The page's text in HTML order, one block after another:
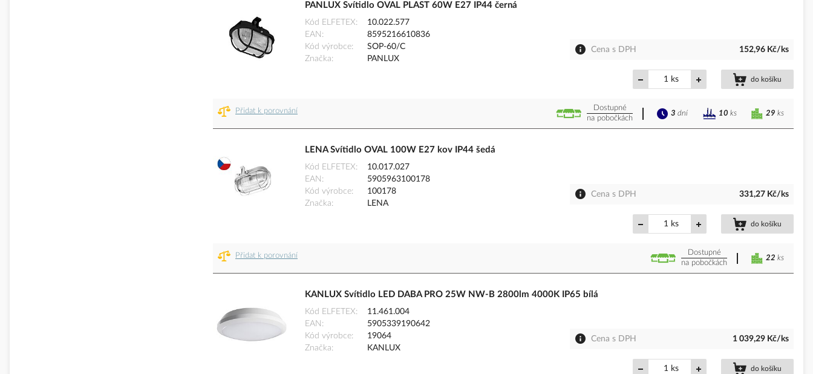
PANLUX Svítidlo OVAL PLAST 60W E27 IP44 černá
Kód ELFETEX
10.022.577
EAN
8595216610836
Kód výrobce
SOP-60/C
Značka
PANLUX
Cena s DPH 152,96 Kč/ks
ks do košíku
Přidat k porovnání
Dostupné
na pobočkách
29 ks
3 dní 10 ks
LENA Svítidlo OVAL 100W E27 kov IP44 šedá
Kód ELFETEX
10.017.027
EAN
5905963100178
Kód výrobce
100178
Značka
LENA
Cena s DPH 331,27 Kč/ks
ks do košíku
Přidat k porovnání
Dostupné
na pobočkách
22 ks
KANLUX Svítidlo LED DABA PRO 25W NW-B 2800lm 4000K IP65 bílá
Kód ELFETEX
11.461.004
EAN
5905339190642
Kód výrobce
19064
Značka
KANLUX
Cena s DPH 1 039,29 Kč/ks
ks do košíku